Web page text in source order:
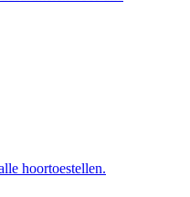
hoortoestellen.